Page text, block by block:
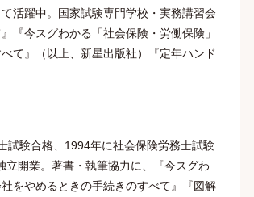
活躍中。国家試験専門学校・実務講習会
『今スグわかる「社会保険・労働保険」
て』（以上、新星出版社）『定年ハンド
試験合格、1994年に社会保険労務士試験
開業。著書・執筆協力に、『今スグわ
をやめるときの手続きのすべて』『図解